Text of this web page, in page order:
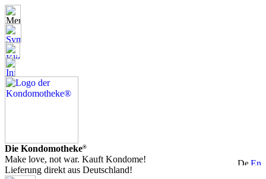
Die Kondomotheke®
Make love, not war. Kauft Kondome!
Lieferung direkt aus Deutschland!